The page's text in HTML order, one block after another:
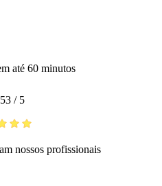
até 60 minutos
/ 5
nossos profissionais